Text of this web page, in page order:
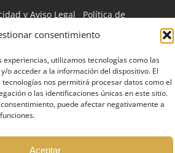
consentimiento
experiencias, utilizamos tecnologías como las
o acceder a la información del dispositivo. El
nos permitirá procesar datos como el
o las identificaciones únicas en este sitio.
puede afectar negativamente a
Aceptar
y Aviso Legal · Política de
reservados Clinica Torres.
DENTAL TORRES SL